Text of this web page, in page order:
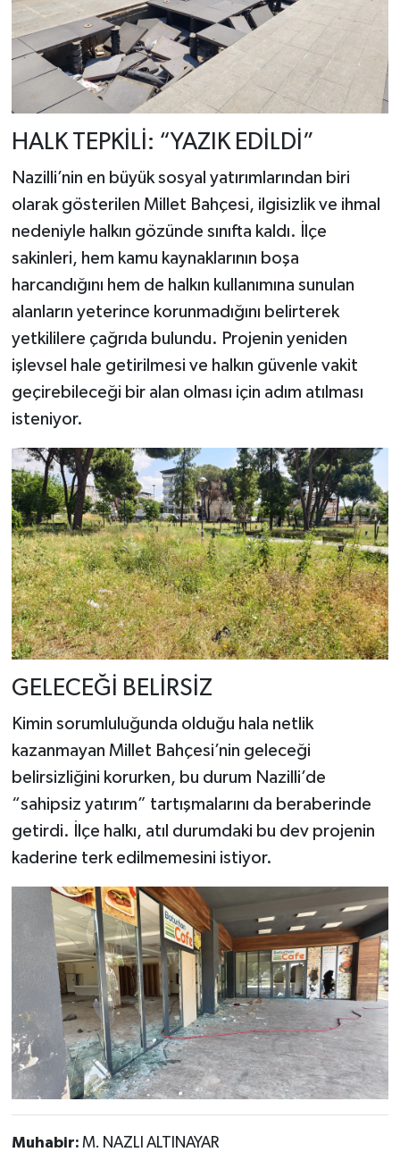
HALK TEPKİLİ: “YAZIK EDİLDİ”
Nazilli’nin en büyük sosyal yatırımlarından biri
olarak gösterilen Millet Bahçesi, ilgisizlik ve ihmal
nedeniyle halkın gözünde sınıfta kaldı. İlçe
sakinleri, hem kamu kaynaklarının boşa
harcandığını hem de halkın kullanımına sunulan
alanların yeterince korunmadığını belirterek
yetkililere çağrıda bulundu. Projenin yeniden
işlevsel hale getirilmesi ve halkın güvenle vakit
geçirebileceği bir alan olması için adım atılması
isteniyor.
GELECEĞİ BELİRSİZ
Kimin sorumluluğunda olduğu hala netlik
kazanmayan Millet Bahçesi’nin geleceği
belirsizliğini korurken, bu durum Nazilli’de
“sahipsiz yatırım” tartışmalarını da beraberinde
getirdi. İlçe halkı, atıl durumdaki bu dev projenin
kaderine terk edilmemesini istiyor.
Muhabir: M. NAZLI ALTINAYAR